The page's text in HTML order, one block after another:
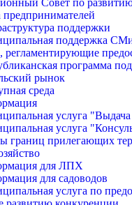
Совет по
поддержки
поддержка
программа
рынок
среда
услуга
услуга
границ прилегающих
для ЛПХ
для садоводов
услуга по